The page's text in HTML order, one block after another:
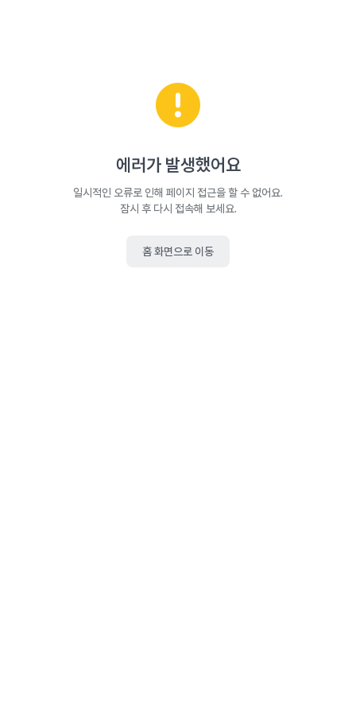
에러가 발생했어요
일시적인 오류로 인해 페이지 접근을 할 수 없어요.
잠시 후 다시 접속해 보세요.
홈 화면으로 이동